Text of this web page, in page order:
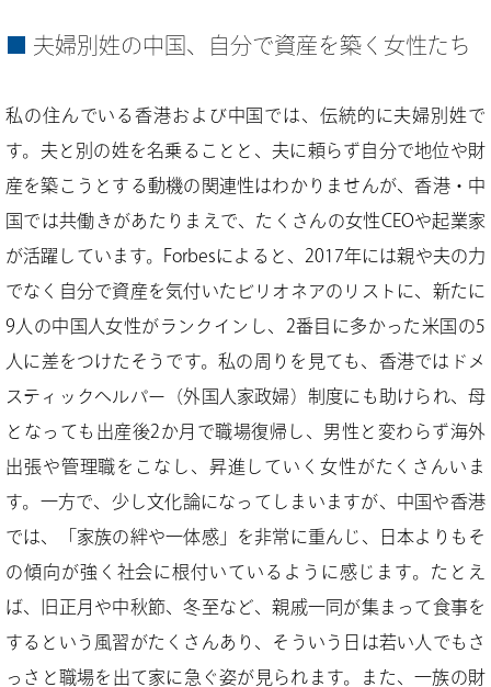
夫婦別姓の中国、自分で資産を築く女性たち
私の住んでいる香港および中国では、伝統的に夫婦別姓で
す。夫と別の姓を名乗ることと、夫に頼らず自分で地位や財
産を築こうとする動機の関連性はわかりませんが、香港・中
国では共働きがあたりまえで、たくさんの女性CEOや起業家
が活躍しています。Forbesによると、2017年には親や夫の力
でなく自分で資産を気付いたビリオネアのリストに、新たに
9人の中国人女性がランクインし、2番目に多かった米国の5
人に差をつけたそうです。私の周りを見ても、香港ではドメ
スティックヘルパー（外国人家政婦）制度にも助けられ、母
となっても出産後2か月で職場復帰し、男性と変わらず海外
出張や管理職をこなし、昇進していく女性がたくさんいま
す。一方で、少し文化論になってしまいますが、中国や香港
では、「家族の絆や一体感」を非常に重んじ、日本よりもそ
の傾向が強く社会に根付いているように感じます。たとえ
ば、旧正月や中秋節、冬至など、親戚一同が集まって食事を
するという風習がたくさんあり、そういう日は若い人でもさ
っさと職場を出て家に急ぐ姿が見られます。また、一族の財